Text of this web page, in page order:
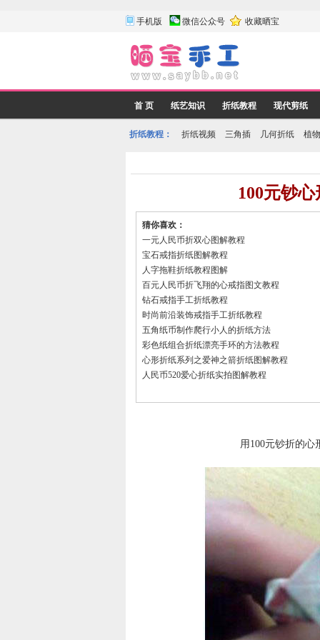
手机版 微信公众号 收藏晒宝
首 页 纸艺知识 折纸教程 现代剪纸
折纸教程： 折纸视频 三角插 几何折纸 植
100元钞
猜你喜欢：
一元人民币折双心图解教程
宝石戒指折纸图解教程
人字拖鞋折纸教程图解
百元人民币折飞翔的心戒指图文教程
钻石戒指手工折纸教程
时尚前沿装饰戒指手工折纸教程
五角纸币制作爬行小人的折纸方法
彩色纸组合折纸漂亮手环的方法教程
心形折纸系列之爱神之箭折纸图解教程
人民币520爱心折纸实拍图解教程
用100元钞折的